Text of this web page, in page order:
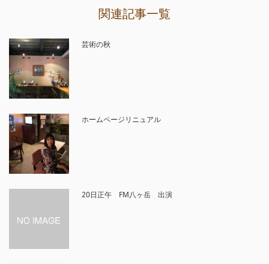
関連記事一覧
芸術の秋
ホームページリニュアル
20日正午 FM八ヶ岳 出演